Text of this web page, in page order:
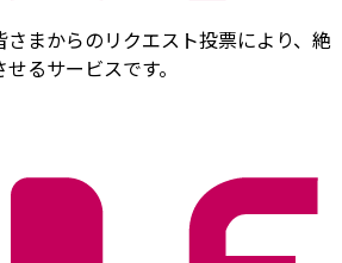
まからのリクエスト投票により、絶
るサービスです。